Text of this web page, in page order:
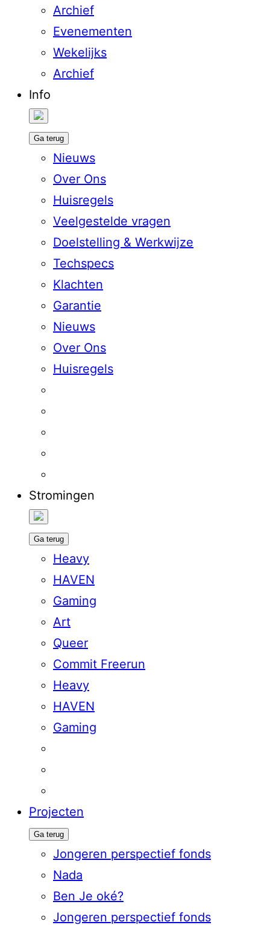
Archief
Evenementen
Wekelijks
Archief
Info
Ga terug
Nieuws
Over Ons
Huisregels
Veelgestelde vragen
Doelstelling & Werkwijze
Techspecs
Klachten
Garantie
Nieuws
Over Ons
Huisregels
Stromingen
Ga terug
Heavy
HAVEN
Gaming
Art
Queer
Commit Freerun
Heavy
HAVEN
Gaming
Projecten
Ga terug
Jongeren perspectief fonds
Nada
Ben Je oké?
Jongeren perspectief fonds